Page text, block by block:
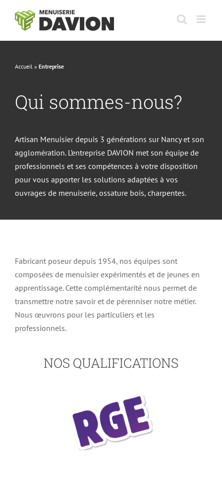
contenu
Accueil » Entreprise
Qui sommes-nous?
Artisan Menuisier depuis 3 générations sur Nancy et son
agglomération. L’entreprise DAVION met son équipe de
professionnels et ses compétences à votre disposition
pour vous apporter les solutions adaptées à vos
ouvrages de menuiserie, ossature bois, charpentes.
Fabricant poseur depuis 1954, nos équipes sont
composées de menuisier expérimentés et de jeunes en
apprentissage. Cette complémentarité nous permet de
transmettre notre savoir et de pérenniser notre métier.
Nous œuvrons pour les particuliers et les
professionnels.
NOS QUALIFICATIONS